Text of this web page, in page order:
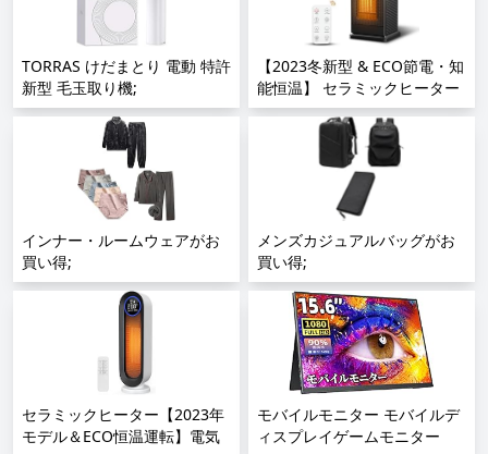
TORRAS けだまとり 電動 特許
新型 毛玉取り機;
【2023冬新型 & ECO節電・知
能恒温】 セラミックヒーター
人感センサー 首振り 電気ファ
ンヒーター 足元ヒーター
1500w 速暖 大風量 立体送風
セラミックファンヒーター 小
型 暖房器具 省エネ 12hタイマ
ー 4段階温度調節 高濃度マイ
ナスイオン空気清浄 転倒OFF
電気ヒーター 窓下結露対策 寒
さ対策 寝室/トイレ/洗面所/脱
衣所/オフィスに適用 日本語説
明書付;
インナー・ルームウェアがお
買い得;
メンズカジュアルバッグがお
買い得;
セラミックヒーター【2023年
モデル＆ECO恒温運転】電気
モバイルモニター モバイルデ
ィスプレイゲームモニター